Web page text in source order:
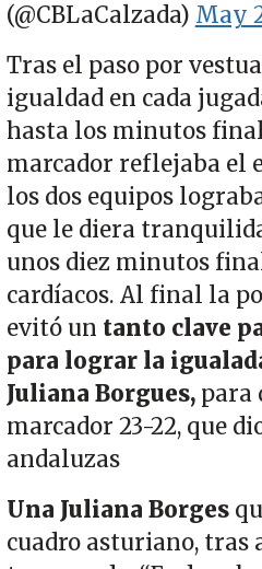
(@CBLaCalzada) May
Tras el paso por
igualdad en cada
hasta los minutos
marcador reflejaba el
los dos equipos
que le diera
unos diez minutos
cardíacos. Al final la
evitó un tanto clave
para lograr la
Juliana Borgues,para
marcador 23-22, que
andaluzas
Una Juliana Borges
cuadro asturiano, tras